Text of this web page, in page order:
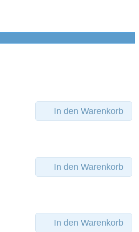
In den Warenkorb
In den Warenkorb
In den Warenkorb